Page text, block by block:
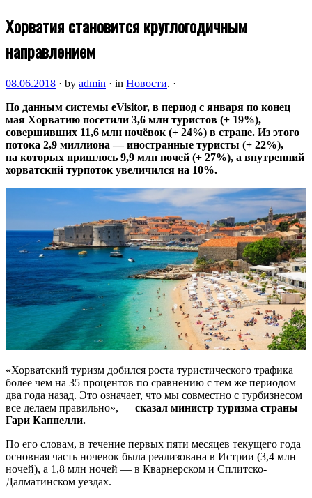
Хорватия становится круглогодичным
направлением
08.06.2018 · by admin · in Новости. ·
По данным системы eVisitor, в период с января по конец
мая Хорватию посетили 3,6 млн туристов (+ 19%),
совершивших 11,6 млн ночёвок (+ 24%) в стране. Из этого
потока 2,9 миллиона — иностранные туристы (+ 22%),
на которых пришлось 9,9 млн ночей (+ 27%), а внутренний
хорватский турпоток увеличился на 10%.
«Хорватский туризм добился роста туристического трафика
более чем на 35 процентов по сравнению с тем же периодом
два года назад. Это означает, что мы совместно с турбизнесом
все делаем правильно», — сказал министр туризма страны
Гари Каппелли.
По его словам, в течение первых пяти месяцев текущего года
основная часть ночевок была реализована в Истрии (3,4 млн
ночей), а 1,8 млн ночей — в Кварнерском и Сплитско-
Далматинском уездах.